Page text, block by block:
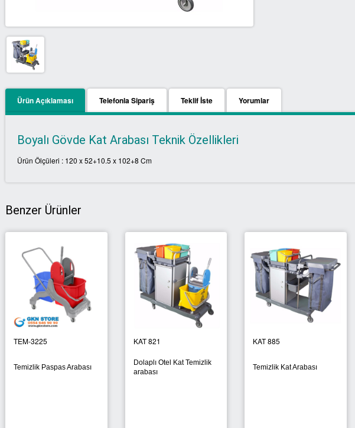
Ürün Açıklaması Telefonla Sipariş Teklif İste Yorumlar
Boyalı Gövde Kat Arabası Teknik Özellikleri
Ürün Ölçüleri : 120 x 52+10.5 x 102+8 Cm
Benzer Ürünler
TEM-3225
Temizlik Paspas Arabası
KAT 821
Dolaplı Otel Kat Temizlik
arabası
KAT 885
Temizlik Kat Arabası